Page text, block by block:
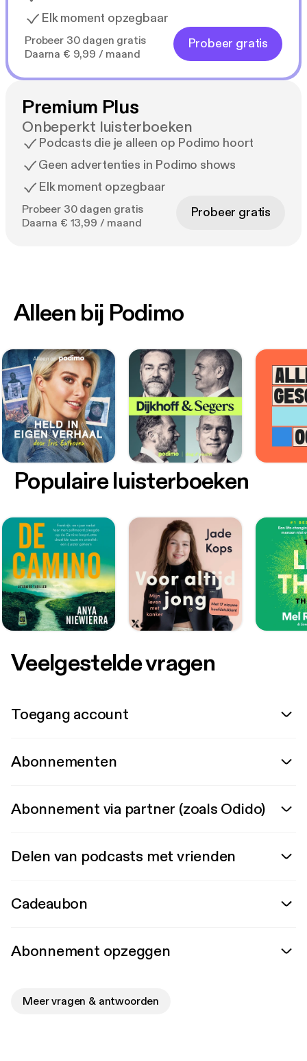
Elk moment opzegbaar
Probeer 30 dagen gratis
Daarna € 9,99 / maand
Probeer gratis
Premium Plus
Onbeperkt luisterboeken
Podcasts die je alleen op Podimo hoort
Geen advertenties in Podimo shows
Elk moment opzegbaar
Probeer 30 dagen gratis
Daarna € 13,99 / maand
Probeer gratis
Alleen bij Podimo
Populaire luisterboeken
Veelgestelde vragen
Toegang account
Abonnementen
Abonnement via partner (zoals Odido)
Delen van podcasts met vrienden
Cadeaubon
Abonnement opzeggen
Meer vragen & antwoorden